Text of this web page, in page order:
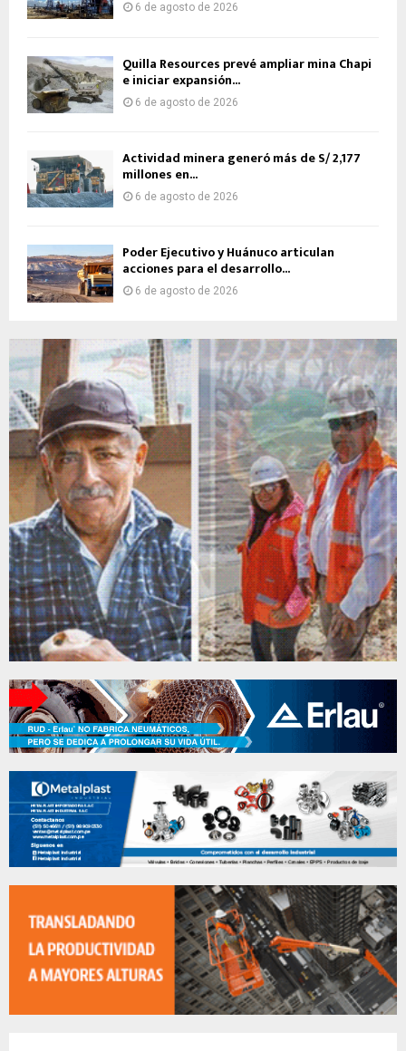
6 de agosto de 2026
Quilla Resources prevé ampliar mina Chapi
e iniciar expansión...
6 de agosto de 2026
Actividad minera generó más de S/ 2,177
millones en...
6 de agosto de 2026
Poder Ejecutivo y Huánuco articulan
acciones para el desarrollo...
6 de agosto de 2026